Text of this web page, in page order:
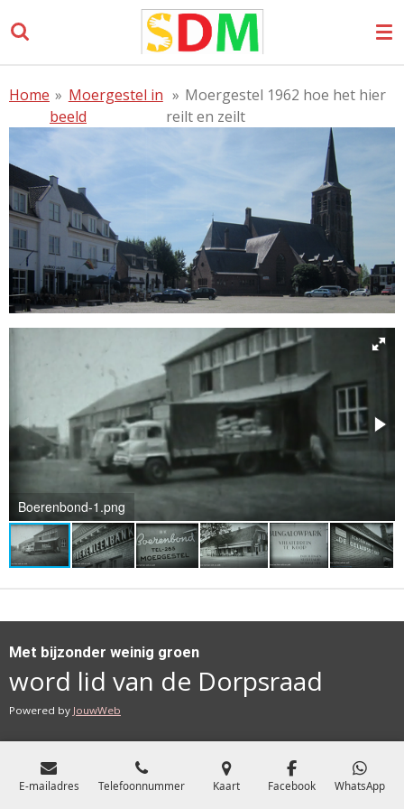
direct
hoofdinhoud
Home » Moergestel in
beeld
» Moergestel 1962 hoe het hier
reilt en zeilt
Boerenbond-1.png
Met bijzonder weinig groen
word lid van de Dorpsraad
Powered by JouwWeb
E-mailadres Telefoonnummer Kaart Facebook WhatsApp